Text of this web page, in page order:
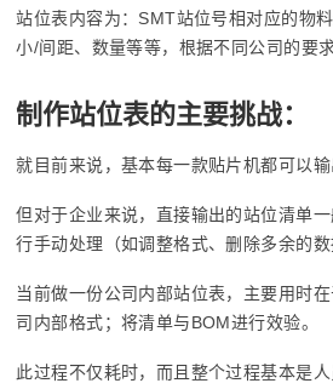
站位表内容为：SMT站位号相对应的物
小/间距、数量等等，根据不同公司的要求
制作站位表的主要挑战：
就目前来说，基本每一款贴片机都可以输
但对于企业来说，直接输出的站位清单
行手动处理（如调整格式、删除多余的数
当前做一份公司内部站位表，主要用时
司内部格式；将清单与BOM进行效验。
此过程不仅耗时，而且整个过程基本是